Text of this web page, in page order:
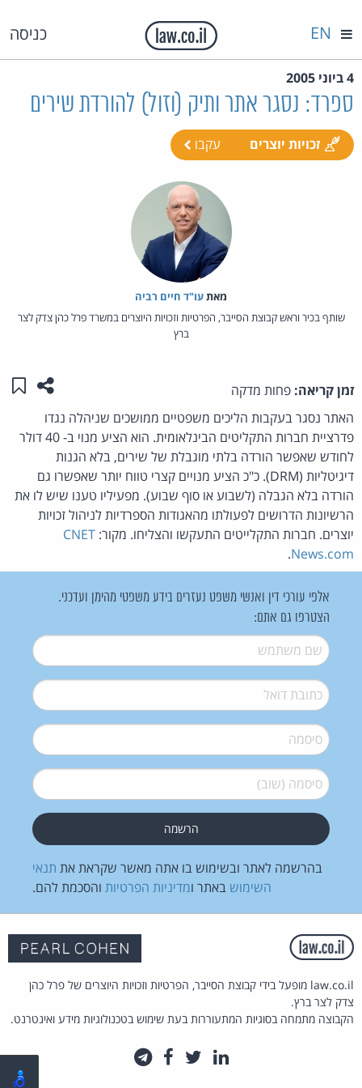
כניסה EN
4 ביוני 2005
ספרד: נסגר אתר ותיק (וזול) להורדת שירים
זכויות יוצרים עקבו
מאת‏עו"ד חיים רביה
שותף בכיר וראש קבוצת הסייבר, הפרטיות וזכויות היוצרים במשרד פרל כהן צדק לצר
ברץ
זמן קריאה: פחות מדקה שתפו
האתר נסגר בעקבות הליכים משפטיים ממושכים שניהלה נגדו
פדרציית חברות התקליטים הבינלאומית. הוא הציע מנוי ב- 40 דולר
לחודש שאפשר הורדה בלתי מוגבלת של שירים, בלא הגנות
דיגיטליות (DRM). כ"כ הציע מנויים קצרי טווח יותר שאפשרו גם
הורדה בלא הגבלה (לשבוע או סוף שבוע). מפעיליו טענו שיש לו את
הרשיונות הדרושים לפעולתו מהאגודות הספרדיות לניהול זכויות
יוצרים. חברות התקלייטים התעקשו והצליחו. מקור: CNET
News.com
.
אלפי עורכי דין ואנשי משפט נעזרים בידע משפטי מהימן ועדכני.
הצטרפו גם אתם:
שם משתמש*
דואל*
סיסמה*
סיסמה (שוב)*
בהרשמה לאתר ובשימוש בו אתה מאשר שקראת את תנאי
השימוש באתר ומדיניות הפרטיות והסכמת להם.
law.co.il מופעל בידי קבוצת הסייבר, הפרטיות וזכויות היוצרים של פרל כהן
צדק לצר ברץ.
הקבוצה מתמחה בסוגיות המתעוררות בעת שימוש בטכנולוגיות מידע ואינטרנט.
לינקדאין
טוויטרפייסבוק